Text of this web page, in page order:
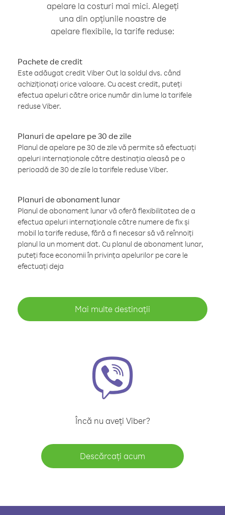
apelare la costuri mai mici. Alegeți
una din opțiunile noastre de
apelare flexibile, la tarife reduse:
Pachete de credit
Este adăugat credit Viber Out la soldul dvs. când
achiziționați orice valoare. Cu acest credit, puteți
efectua apeluri către orice număr din lume la tarifele
reduse Viber.
Planuri de apelare pe 30 de zile
Planul de apelare pe 30 de zile vă permite să efectuați
apeluri internaționale către destinația aleasă pe o
perioadă de 30 de zile la tarifele reduse Viber.
Planuri de abonament lunar
Planul de abonament lunar vă oferă flexibilitatea de a
efectua apeluri internaționale către numere de fix și
mobil la tarife reduse, fără a fi necesar să vă reînnoiți
planul la un moment dat. Cu planul de abonament lunar,
puteți face economii în privința apelurilor pe care le
efectuați deja
Mai multe destinații
Încă nu aveți Viber?
Descărcați acum